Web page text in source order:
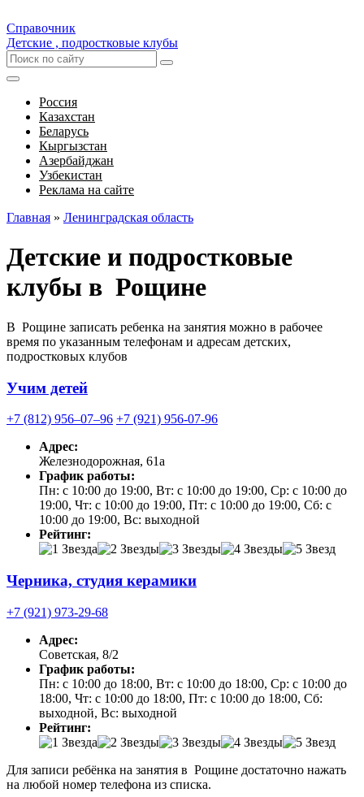
Справочник
Детские , подростковые клубы
Россия
Казахстан
Беларусь
Кыргызстан
Азербайджан
Узбекистан
Реклама на сайте
Главная » Ленинградская область
Детские и подростковые
клубы в Рощине
В Рощине записать ребенка на занятия можно в рабочее
время по указанным телефонам и адресам детских,
подростковых клубов
Учим детей
+7 (812) 956‒07‒96 +7 (921) 956-07-96
Адрес:
Железнодорожная, 61а
График работы:
Пн: с 10:00 до 19:00, Вт: с 10:00 до 19:00, Ср: с 10:00 до
19:00, Чт: с 10:00 до 19:00, Пт: с 10:00 до 19:00, Сб: с
10:00 до 19:00, Вс: выходной
Рейтинг:
Черника, студия керамики
+7 (921) 973-29-68
Адрес:
Советская, 8/2
График работы:
Пн: с 10:00 до 18:00, Вт: с 10:00 до 18:00, Ср: с 10:00 до
18:00, Чт: с 10:00 до 18:00, Пт: с 10:00 до 18:00, Сб:
выходной, Вс: выходной
Рейтинг:
Для записи ребёнка на занятия в Рощине достаточно нажать
на любой номер телефона из списка.